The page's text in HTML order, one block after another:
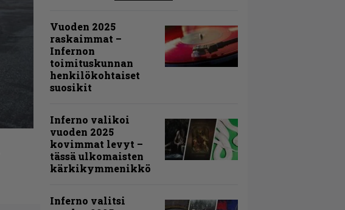
Vuoden 2025
raskaimmat –
Infernon
toimituskunnan
henkilökohtaiset
suosikit
Inferno valikoi
vuoden 2025
kovimmat levyt –
tässä ulkomaisten
kärkikymmenikkö
Inferno valitsi